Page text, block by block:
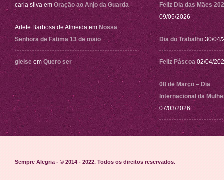
carla silva em Oração ao Anjo da Guarda
Arlete Barbosa de Almeida em Nossa
Senhora de Fatima 13 de maio
gleise em Quero ser
Feliz Dia das Mães
09/05/2026
Dia do Trabalho 30/04/
Feliz Páscoa 02/04/
08 de Março – Dia
Internacional da
07/03/2026
Sempre Alegria - © 2014 - 2022. Todos os direitos reservados.